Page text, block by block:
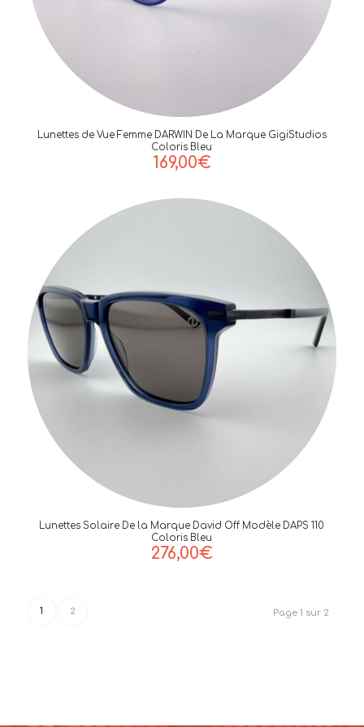
Lunettes de Vue Femme DARWIN De La Marque GigiStudios
Coloris Bleu
169,00€
Lunettes Solaire De la Marque David Off Modèle DAPS 110
Coloris Bleu
276,00€
Page 1 sur 2
1 2